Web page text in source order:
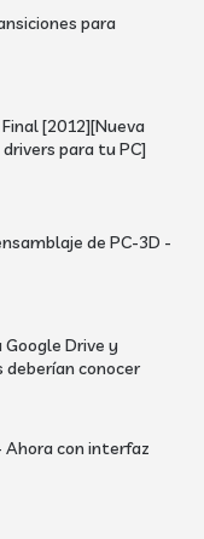
para
[2012][Nueva
para tu PC]
de PC-3D -
Drive y
deberían conocer
Ahora con interfaz